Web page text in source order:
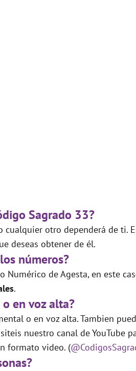
Sagrado 33?
cualquier otro dependerá de ti.
deseas obtener de él.
números?
Numérico de Agesta, en este
.
en voz alta?
o en voz alta. Tambien
nuestro canal de YouTube
formato video. (